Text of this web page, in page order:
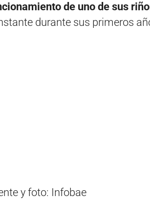
de uno de sus
durante sus primeros
y foto: Infobae